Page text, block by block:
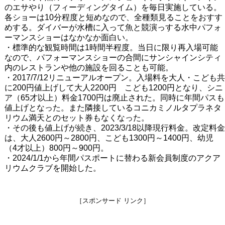
のエサやり（フィーディングタイム）を毎日実施している。
各ショーは10分程度と短めなので、全種類見ることをおすす
めする。ダイバーが水槽に入って魚と競演っする水中パフォ
ーマンスショーはなかなか面白い。
・標準的な観覧時間は1時間半程度。当日に限り再入場可能
なので、パフォーマンスショーの合間にサンシャインシティ
内のレストランや他の施設を回ることも可能。
・2017/7/12リニューアルオープン。入場料を大人・こども共
に200円値上げして大人2200円 こども1200円となり、シニ
ア（65才以上）料金1700円は廃止された。同時に年間パスも
値上げとなった。また隣接しているコニカミノルタプラネタ
リウム満天とのセット券もなくなった。
・その後も値上げが続き、2023/3/18以降現行料金。改定料金
は、大人2600円～2800円、こども1300円～1400円、幼児
（4才以上）800円～900円。
・2024/1/1から年間パスポートに替わる新会員制度のアクア
リウムクラブを開始した。
［スポンサード リンク］